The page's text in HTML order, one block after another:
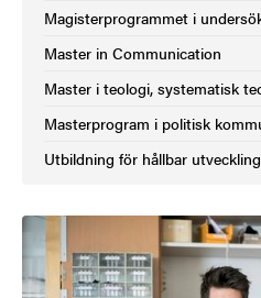
Magisterprogrammet i
Master in Communication
Master i teologi, systematisk
Masterprogram i politisk
Utbildning för hållbar